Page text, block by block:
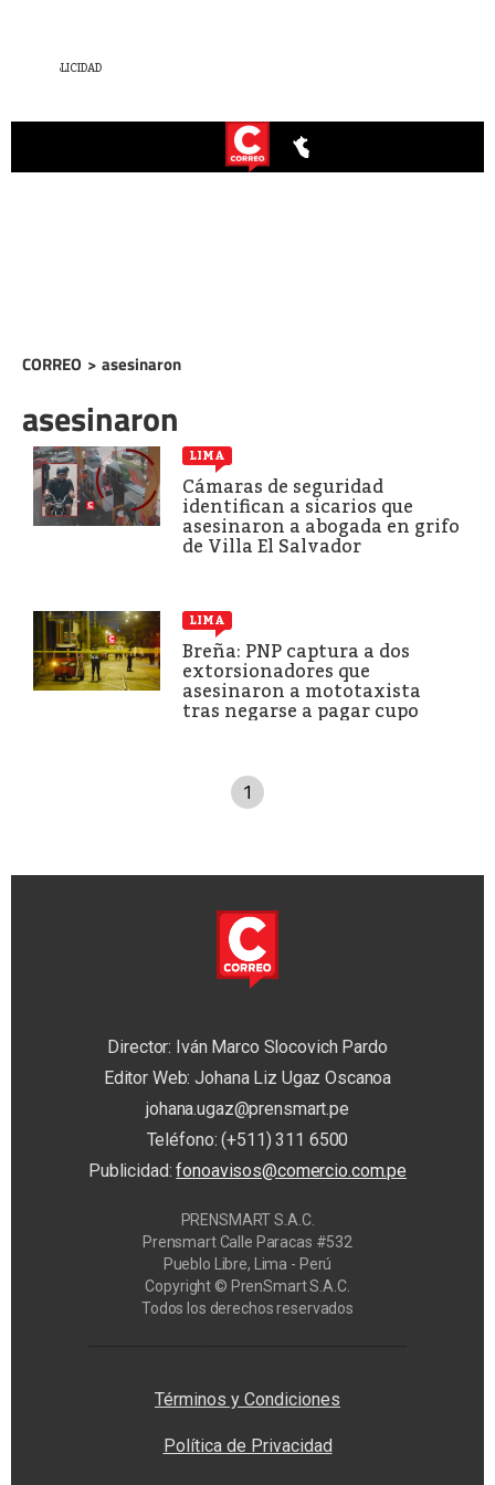
CORREO > asesinaron
asesinaron
LIMA
Cámaras de seguridad
identifican a sicarios que
asesinaron a abogada en grifo
de Villa El Salvador
LIMA
Breña: PNP captura a dos
extorsionadores que
asesinaron a mototaxista
tras negarse a pagar cupo
1
Director: Iván Marco Slocovich Pardo
Editor Web: Johana Liz Ugaz Oscanoa
johana.ugaz@prensmart.pe
Teléfono: (+511) 311 6500
Publicidad:fonoavisos@comercio.com.pe
PRENSMART S.A.C.
Prensmart Calle Paracas #532
Pueblo Libre, Lima - Perú
Copyright © PrenSmart S.A.C.
Todos los derechos reservados
Términos y Condiciones
Política de Privacidad